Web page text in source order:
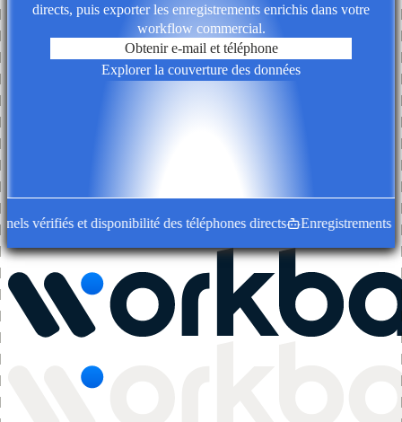
directs, puis exporter les enregistrements enrichis dans votre
workflow commercial.
Obtenir e-mail et téléphone
Explorer la couverture des données
vérifiés et disponibilité des téléphones directs Enregistrements